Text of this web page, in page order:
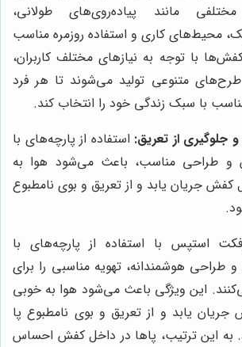
مانند پیاده‌روی‌های طولانی،
محیط‌های کاری و استفاده روزمره مناسب
با توجه به نیازهای مختلف کاربران،
متنوعی تولید می‌شوند تا هر فرد
با سبک زندگی خود را انتخاب کند.
جلوگیری از تعریق: استفاده از پارچه‌های با
و طراحی مناسب، باعث می‌شود هوا به
جریان یابد و از تعریق و بوی نامطبوع
استپس با استفاده از پارچه‌های با
طراحی هوشمندانه، تهویه مناسبی را برای
این ویژگی باعث می‌شود هوا به خوبی
یابد و از تعریق و بوی نامطبوع پا
به این ترتیب، پاها در داخل کفش احساس